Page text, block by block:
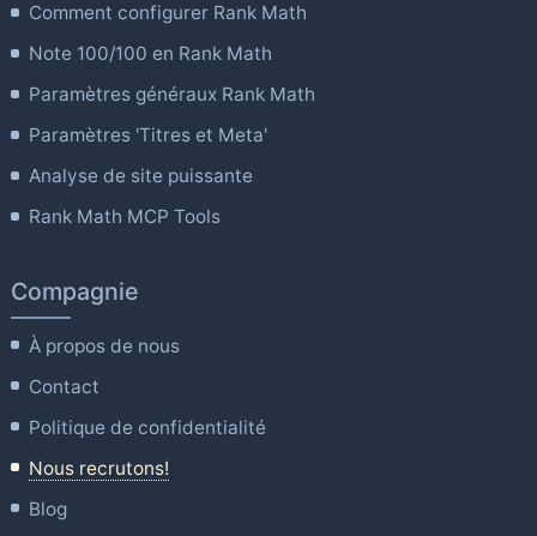
Comment configurer Rank Math
Note 100/100 en Rank Math
Paramètres généraux Rank Math
Paramètres 'Titres et Meta'
Analyse de site puissante
Rank Math MCP Tools
Compagnie
À propos de nous
Contact
Politique de confidentialité
Nous recrutons!
Blog